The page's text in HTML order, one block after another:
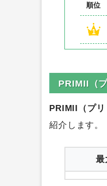
順位
1
PRIMII（プ